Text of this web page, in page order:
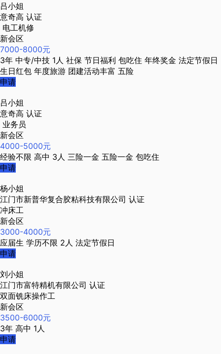
吕小姐
意奇高 认证
电工机修
新会区
7000-8000元
3年 中专/中技 1人 社保 节日福利 包吃住 年终奖金 法定节假日
生日红包 年度旅游 团建活动丰富 五险
申请
吕小姐
意奇高 认证
业务员
新会区
4000-5000元
经验不限 高中 3人 三险一金 五险一金 包吃住
申请
杨小姐
江门市新普华复合胶粘科技有限公司 认证
冲床工
新会区
3000-4000元
应届生 学历不限 2人 法定节假日
申请
刘小姐
江门市富特精机有限公司 认证
双面铣床操作工
新会区
3500-6000元
3年 高中 1人
申请